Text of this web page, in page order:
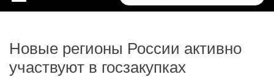
Новые регионы России активно
участвуют в госзакупках